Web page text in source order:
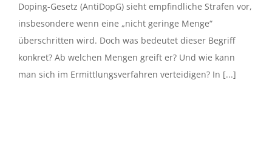
Doping-Gesetz (AntiDopG) sieht empfindliche Strafen vor,
insbesondere wenn eine „nicht geringe Menge“
überschritten wird. Doch was bedeutet dieser Begriff
konkret? Ab welchen Mengen greift er? Und wie kann
man sich im Ermittlungsverfahren verteidigen? In [...]